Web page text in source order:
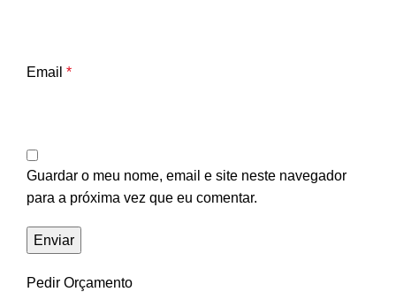
Email *
Guardar o meu nome, email e site neste navegador
para a próxima vez que eu comentar.
Pedir Orçamento